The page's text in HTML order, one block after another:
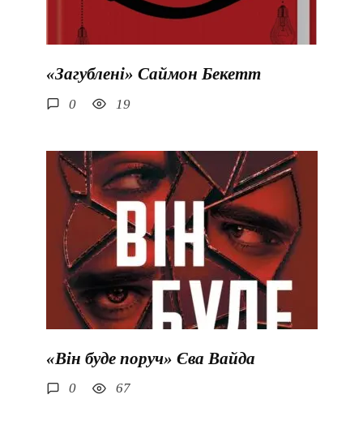
«Загублені» Саймон Бекетт
0 19
«Він буде поруч» Єва Вайда
0 67